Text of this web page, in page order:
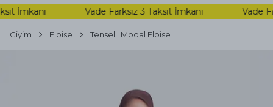
İmkanı Vade Farksız 3 Taksit İmkanı Vade
Giyim Elbise Tensel | Modal Elbise